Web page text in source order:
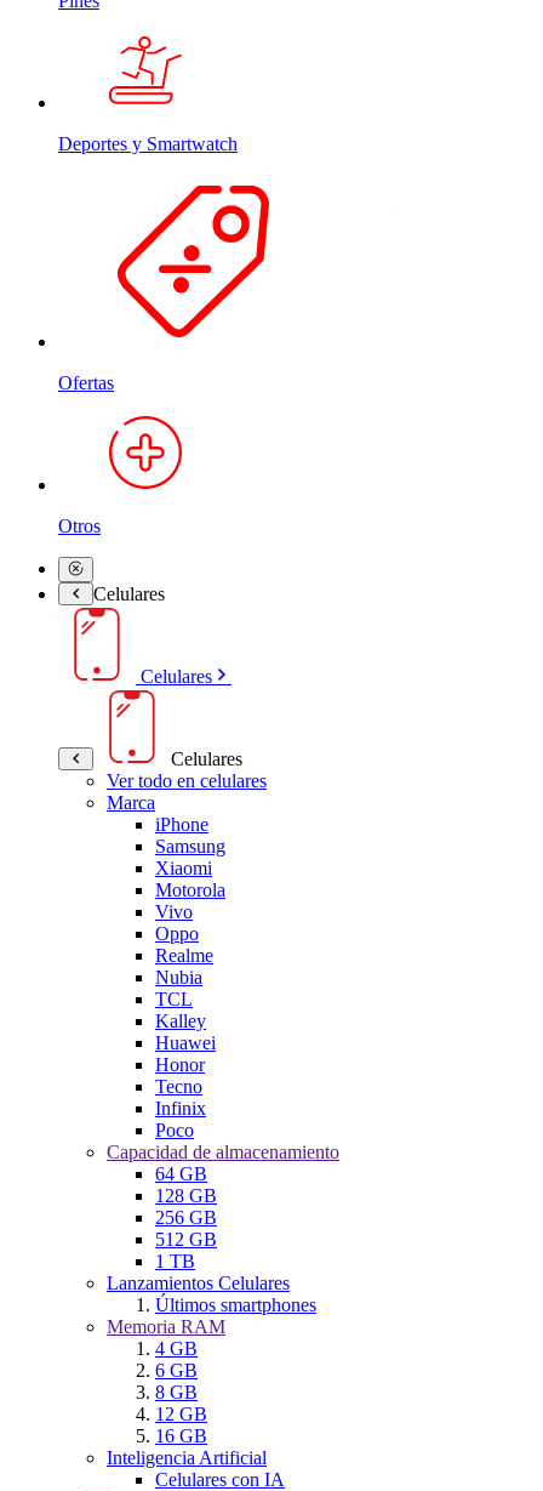
Deportes y Smartwatch
Ofertas
Otros
Celulares
Celulares
Celulares
Ver todo en celulares
Marca
iPhone
Samsung
Xiaomi
Motorola
Vivo
Oppo
Realme
Nubia
TCL
Kalley
Huawei
Honor
Tecno
Infinix
Poco
Capacidad de almacenamiento
64 GB
128 GB
256 GB
512 GB
1 TB
Lanzamientos Celulares
Últimos smartphones
Memoria RAM
4 GB
6 GB
8 GB
12 GB
16 GB
Inteligencia Artificial
Celulares con IA